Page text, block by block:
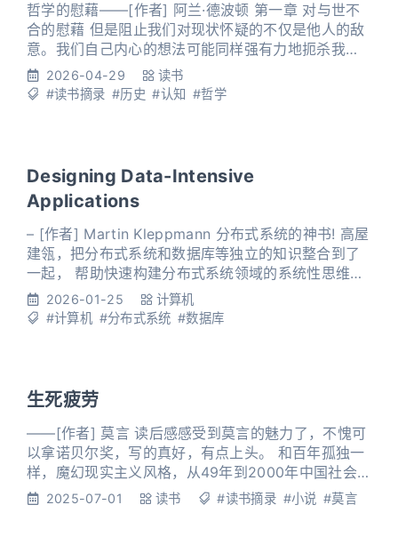
哲学的慰藉——[作者] 阿兰·德波顿 第一章 对与世不
合的慰藉 但是阻止我们对现状怀疑的不仅是他人的敌
意。我们自己内心的想法可能同样强有力地扼杀我们
怀疑的意志，那就是认为既然社会传统规范已经为大
多数人遵循了这么长时间，那一定是有道理的，尽管
我们不能想象自己竟然是
2026-04-29
读书
#读书摘录 #历史 #认知 #哲学
Designing Data-Intensive
Applications
– [作者] Martin Kleppmann 分布式系统的神书! 高屋
建瓴，把分布式系统和数据库等独立的知识整合到了
一起， 帮助快速构建分布式系统领域的系统性思维框
架。 Part I. Foundations of Data SystemsChapter
1. Reliable, Scalable, and Maintainable
2026-01-25
计算机
#计算机 #分布式系统 #数据库
生死疲劳
——[作者] 莫言 读后感感受到莫言的魅力了，不愧可
以拿诺贝尔奖，写的真好，有点上头。 和百年孤独一
样，魔幻现实主义风格，从49年到2000年中国社会
变迁背景为题材，每个人物都生动形象，结局似乎也
2025-07-01 读书 #读书摘录 #小说 #莫言